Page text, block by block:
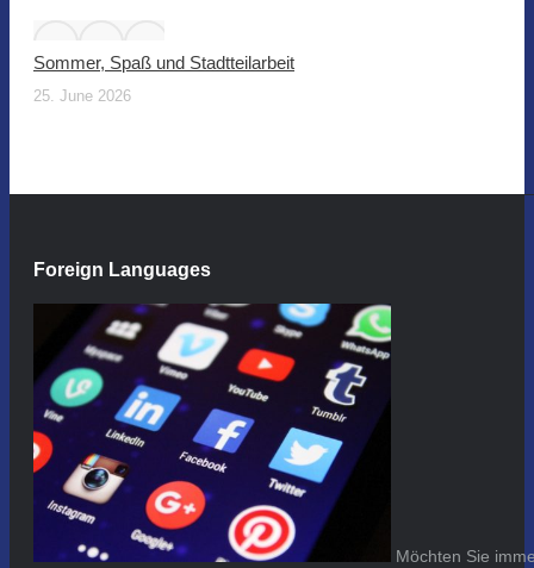
Sommer, Spaß und Stadtteilarbeit
25. June 2026
Foreign Languages
Möchten Sie